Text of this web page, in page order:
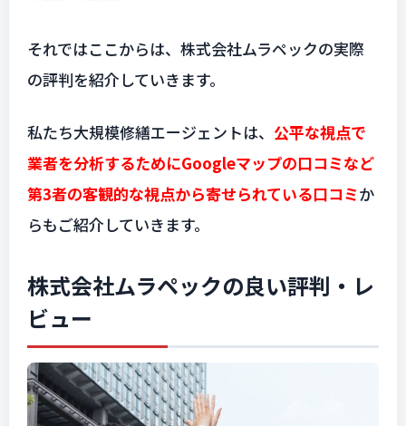
それではここからは、株式会社ムラペックの実際
の評判を紹介していきます。
私たち大規模修繕エージェントは、 公平な視点で
業者を分析するためにGoogleマップの口コミなど
第3者の客観的な視点から寄せられている口コミか
らもご紹介していきます。
株式会社ムラペックの良い評判・レ
ビュー